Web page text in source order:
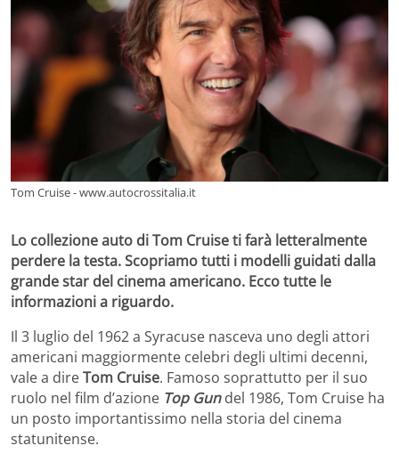
Tom Cruise - www.autocrossitalia.it
Lo collezione auto di Tom Cruise ti farà letteralmente
perdere la testa. Scopriamo tutti i modelli guidati dalla
grande star del cinema americano. Ecco tutte le
informazioni a riguardo.
Il 3 luglio del 1962 a Syracuse nasceva uno degli attori
americani maggiormente celebri degli ultimi decenni,
vale a direTom Cruise. Famoso soprattutto per il suo
ruolo nel film d’azione Top Gundel 1986, Tom Cruise ha
un posto importantissimo nella storia del cinema
statunitense.